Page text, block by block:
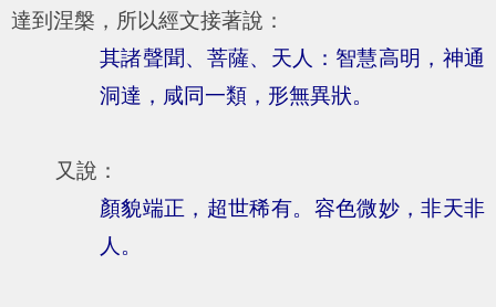
達到涅槃，所以經文接著說：
其諸聲聞、菩薩、天人：智慧高明，神通
洞達，咸同一類，形無異狀。
又說：
顏貌端正，超世稀有。容色微妙，非天非
人。